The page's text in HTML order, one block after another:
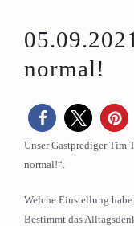
normal!
Unser Gastprediger Tim
normal!“.
Welche Einstellung
Bestimmt das